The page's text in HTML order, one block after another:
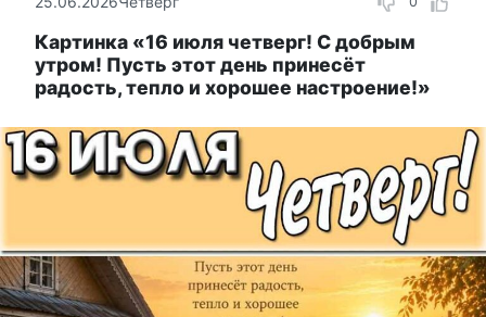
Картинка «16 июля четверг! С добрым
утром! Пусть этот день принесёт
радость, тепло и хорошее настроение!»